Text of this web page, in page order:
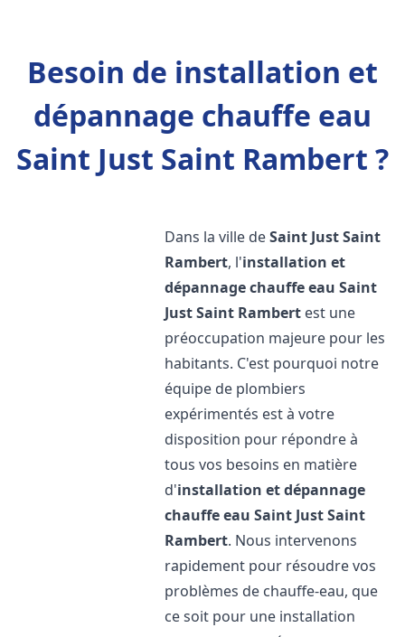
Besoin de installation et
dépannage chauffe eau
Saint Just Saint Rambert ?
Dans la ville deSaint Just Saint
Rambert, l'installation et
dépannage chauffe eau Saint
Just Saint Rambert est une
préoccupation majeure pour les
habitants. C'est pourquoi notre
équipe de plombiers
expérimentés est à votre
disposition pour répondre à
tous vos besoins en matière
d'installation et dépannage
chauffe eau Saint Just Saint
Rambert. Nous intervenons
rapidement pour résoudre vos
problèmes de chauffe-eau, que
ce soit pour une installation